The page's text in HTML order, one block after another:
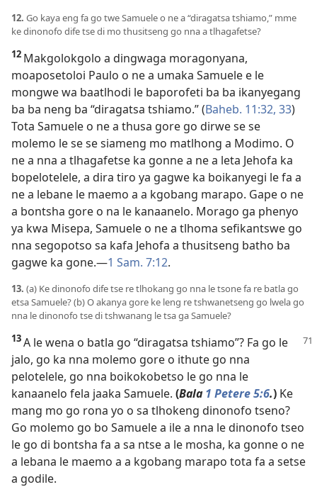
12. Go kaya eng fa go twe Samuele o ne a “diragatsa tshiamo,” mme
ke dinonofo dife tse di mo thusitseng go nna a tlhagafetse?
12 Makgolokgolo a dingwaga moragonyana,
moaposetoloi Paulo o ne a umaka Samuele e le
mongwe wa baatlhodi le baporofeti ba ba ikanyegang
ba ba neng ba “diragatsa tshiamo.” (Baheb. 11:32, 33)
Tota Samuele o ne a thusa gore go dirwe se se
molemo le se se siameng mo matlhong a Modimo. O
ne a nna a tlhagafetse ka gonne a ne a leta Jehofa ka
bopelotelele, a dira tiro ya gagwe ka boikanyegi le fa a
ne a lebane le maemo a a kgobang marapo. Gape o ne
a bontsha gore o na le kanaanelo. Morago ga phenyo
ya kwa Misepa, Samuele o ne a tlhoma sefikantswe go
nna segopotso sa kafa Jehofa a thusitseng batho ba
gagwe ka gone.—1 Sam. 7:12.
13. (a) Ke dinonofo dife tse re tlhokang go nna le tsone fa re batla go
etsa Samuele? (b) O akanya gore ke leng re tshwanetseng go lwela go
nna le dinonofo tse di tshwanang le tsa ga Samuele?
13A le wena o batla go “diragatsa tshiamo”? Fa go le
jalo, go ka nna molemo gore o ithute go nna
pelotelele, go nna boikokobetso le go nna le
kanaanelo fela jaaka Samuele. (Bala1 Petere 5:6.) Ke
mang mo go rona yo o sa tlhokeng dinonofo tseno?
Go molemo go bo Samuele a ile a nna le dinonofo tseo
le go di bontsha fa a sa ntse a le mosha, ka gonne o ne
a lebana le maemo a a kgobang marapo tota fa a setse
a godile.